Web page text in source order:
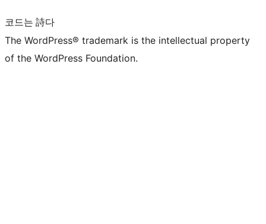
코드는 詩다
The WordPress® trademark is the intellectual property
of the WordPress Foundation.